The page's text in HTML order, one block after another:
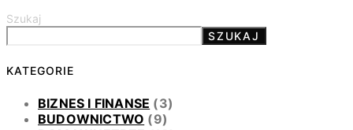
Szukaj
SZUKAJ
KATEGORIE
BIZNES I FINANSE (3)
BUDOWNICTWO (9)